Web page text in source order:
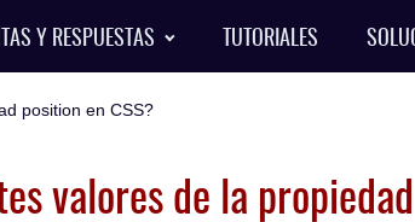
Y RESPUESTAS TUTORIALES
position en CSS?
valores de la